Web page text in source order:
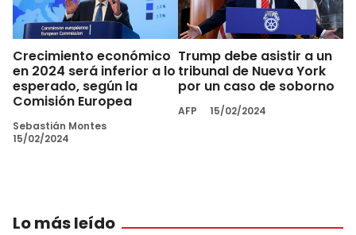
Crecimiento económico
en 2024 será inferior a lo
esperado, según la
Comisión Europea
Sebastián Montes
15/02/2024
Trump debe asistir a un
tribunal de Nueva York
por un caso de soborno
AFP 15/02/2024
Lo más leído